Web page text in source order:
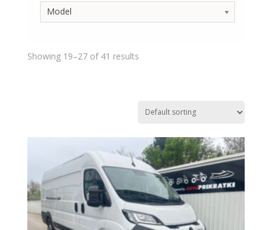
Model
Showing 19–27 of 41 results